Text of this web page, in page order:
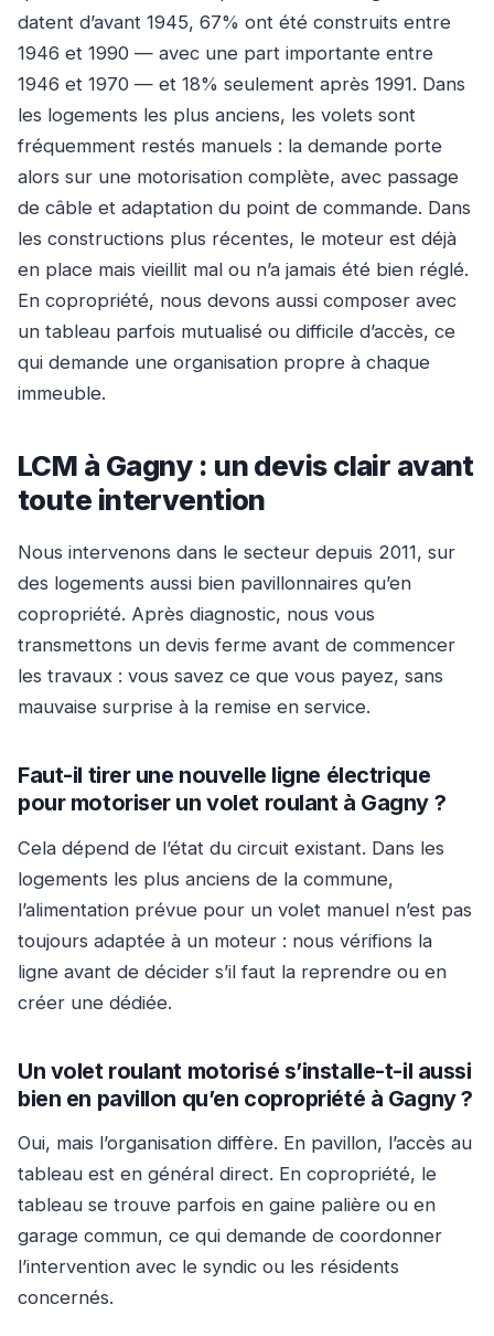
datent d’avant 1945, 67% ont été construits entre
1946 et 1990 — avec une part importante entre
1946 et 1970 — et 18% seulement après 1991. Dans
les logements les plus anciens, les volets sont
fréquemment restés manuels : la demande porte
alors sur une motorisation complète, avec passage
de câble et adaptation du point de commande. Dans
les constructions plus récentes, le moteur est déjà
en place mais vieillit mal ou n’a jamais été bien réglé.
En copropriété, nous devons aussi composer avec
un tableau parfois mutualisé ou difficile d’accès, ce
qui demande une organisation propre à chaque
immeuble.
LCM à Gagny : un devis clair avant
toute intervention
Nous intervenons dans le secteur depuis 2011, sur
des logements aussi bien pavillonnaires qu’en
copropriété. Après diagnostic, nous vous
transmettons un devis ferme avant de commencer
les travaux : vous savez ce que vous payez, sans
mauvaise surprise à la remise en service.
Faut-il tirer une nouvelle ligne électrique
pour motoriser un volet roulant à Gagny ?
Cela dépend de l’état du circuit existant. Dans les
logements les plus anciens de la commune,
l’alimentation prévue pour un volet manuel n’est pas
toujours adaptée à un moteur : nous vérifions la
ligne avant de décider s’il faut la reprendre ou en
créer une dédiée.
Un volet roulant motorisé s’installe-t-il aussi
bien en pavillon qu’en copropriété à Gagny ?
Oui, mais l’organisation diffère. En pavillon, l’accès au
tableau est en général direct. En copropriété, le
tableau se trouve parfois en gaine palière ou en
garage commun, ce qui demande de coordonner
l’intervention avec le syndic ou les résidents
concernés.